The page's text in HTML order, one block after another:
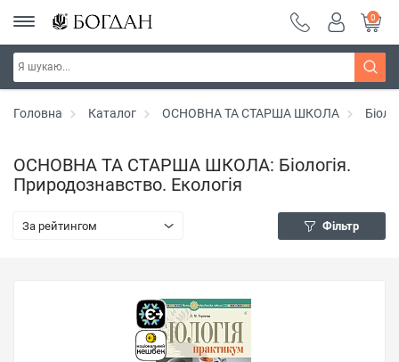
0
Головна Каталог ОСНОВНА ТА СТАРША ШКОЛА
ОСНОВНА ТА СТАРША ШКОЛА: Біологія.
Природознавство. Екологія
За рейтингом Фільтр